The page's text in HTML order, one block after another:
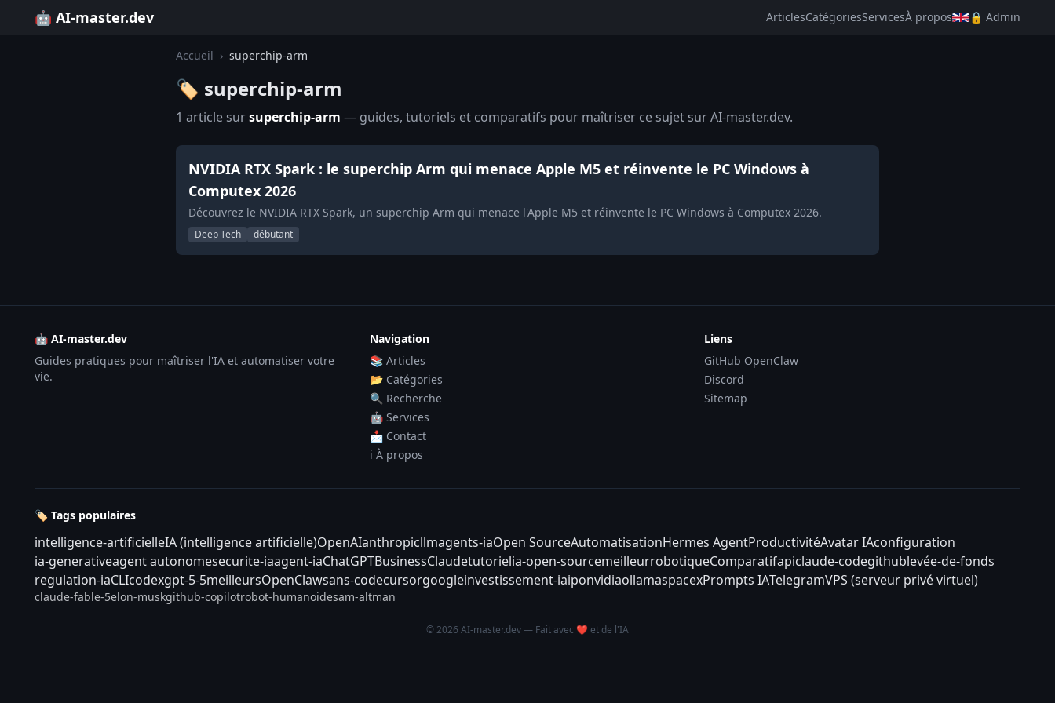
🤖 AI-master.dev ArticlesCatégoriesServicesÀ propos 🔒 Admin
Accueil › superchip-arm
🏷️ superchip-arm
1 article sursuperchip-arm — guides, tutoriels et comparatifs pour maîtriser ce sujet sur AI-master.dev.
NVIDIA RTX Spark : le superchip Arm qui menace Apple M5 et réinvente le PC Windows à
Computex 2026
Découvrez le NVIDIA RTX Spark, un superchip Arm qui menace l'Apple M5 et réinvente le PC Windows à Computex 2026.
Deep Tech débutant
🤖 AI-master.dev
Guides pratiques pour maîtriser l'IA et automatiser votre
vie.
Navigation
📚 Articles
📂 Catégories
🔍 Recherche
🤖 Services
📩 Contact
ℹ️ À propos
Liens
GitHub OpenClaw
Discord
Sitemap
🏷️ Tags populaires
intelligence-artificielleIA (intelligence artificielle)OpenAIanthropicllmagents-iaOpen SourceAutomatisationHermes AgentProductivitéAvatar IAconfiguration
ia-generativeagent autonomesecurite-iaagent-iaChatGPTBusinessClaudetutorielia-open-sourcemeilleurrobotiqueComparatifapiclaude-codegithublevée-de-fonds
regulation-iaCLIcodexgpt-5-5meilleursOpenClawsans-codecursorgoogleinvestissement-iaiponvidiaollamaspacexPrompts IATelegramVPS (serveur privé virtuel)
claude-fable-5elon-muskgithub-copilotrobot-humanoidesam-altman
© 2026 AI-master.dev — Fait avec ❤️ et de l'IA